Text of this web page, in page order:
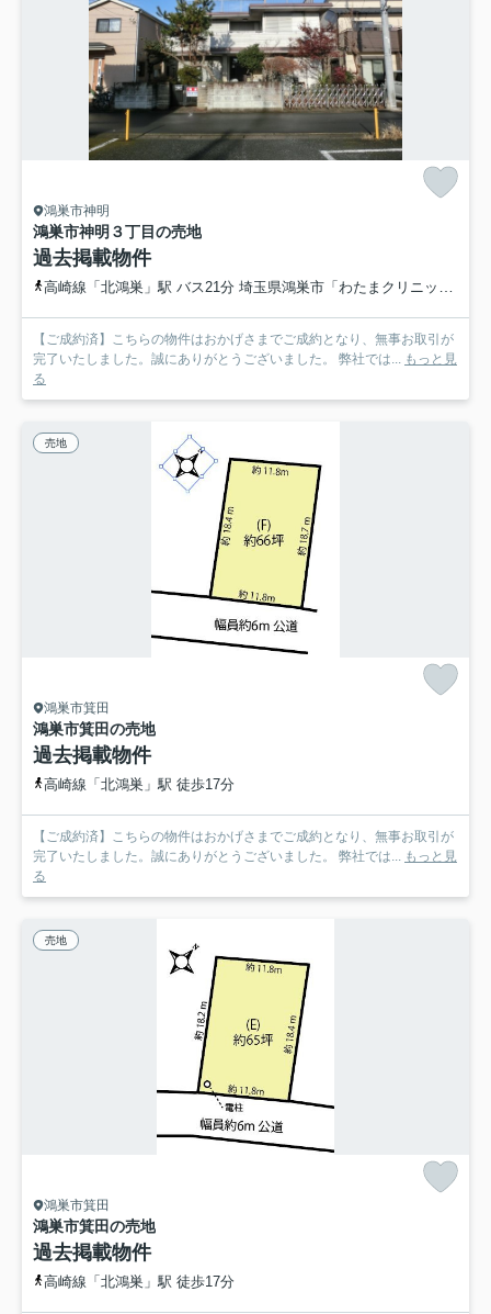
鴻巣市神明
鴻巣市神明３丁目の売地
過去掲載物件
高崎線「北鴻巣」駅 バス21分 埼玉県鴻巣市「わたまクリニック前」 停歩9分
【ご成約済】こちらの物件はおかげさまでご成約となり、無事お取引が
完了いたしました。誠にありがとうございました。 弊社では...
もっと見
る
売地
鴻巣市箕田
鴻巣市箕田の売地
過去掲載物件
高崎線「北鴻巣」駅 徒歩17分
【ご成約済】こちらの物件はおかげさまでご成約となり、無事お取引が
完了いたしました。誠にありがとうございました。 弊社では...
もっと見
る
売地
鴻巣市箕田
鴻巣市箕田の売地
過去掲載物件
高崎線「北鴻巣」駅 徒歩17分